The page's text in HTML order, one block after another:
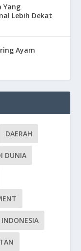
Yang
Lebih Dekat
Ayam
DAERAH
DUNIA
INDONESIA